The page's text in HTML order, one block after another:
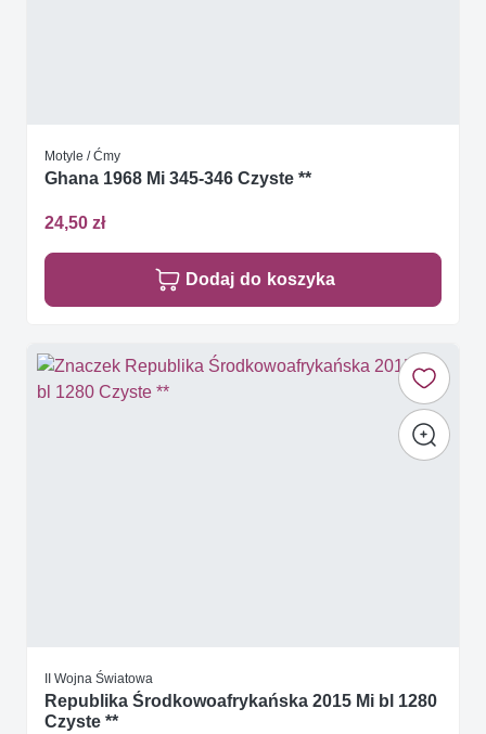
Motyle / Ćmy
Ghana 1968 Mi 345-346 Czyste **
24,50 zł
Dodaj do koszyka
II Wojna Światowa
Republika Środkowoafrykańska 2015 Mi bl 1280
Czyste **